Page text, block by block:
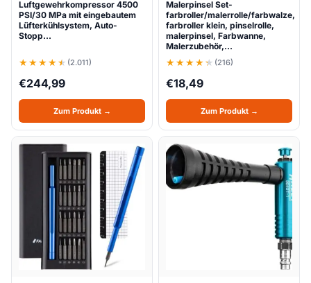
Luftgewehrkompressor 4500
PSI/30 MPa mit eingebautem
Lüfterkühlsystem, Auto-
Stopp…
(2.011)
€244,99
Zum Produkt →
Malerpinsel Set-
farbroller/malerrolle/farbwalze,
farbroller klein, pinselrolle,
malerpinsel, Farbwanne,
Malerzubehör,…
(216)
€18,49
Zum Produkt →